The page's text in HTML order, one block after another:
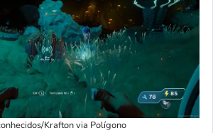
Krafton via Polígono